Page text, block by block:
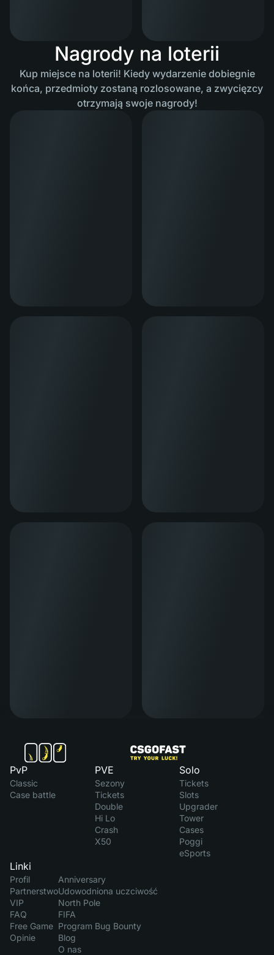
Nagrody na loterii
Kup miejsce na loterii! Kiedy wydarzenie dobiegnie
końca, przedmioty zostaną rozlosowane, a zwycięzcy
otrzymają swoje nagrody!
PvP
Classic
Case battle
PVE
Sezony
Tickets
Double
Hi Lo
Crash
X50
Solo
Tickets
Slots
Upgrader
Tower
Cases
Poggi
eSports
Linki
Profil
Partnerstwo
VIP
FAQ
Free Game
Opinie
Anniversary
Udowodniona uczciwość
North Pole
FIFA
Program Bug Bounty
Blog
O nas